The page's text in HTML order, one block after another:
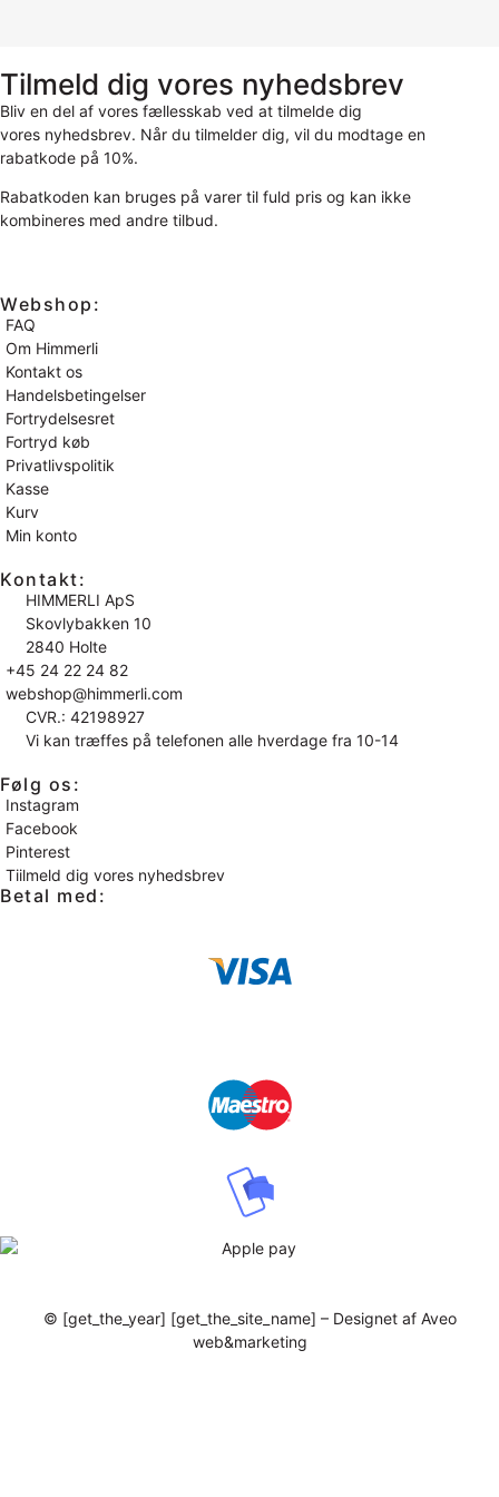
Tilmeld dig vores nyhedsbrev
Bliv en del af vores fællesskab ved at tilmelde dig
vores nyhedsbrev. Når du tilmelder dig, vil du modtage en
rabatkode på 10%.
Rabatkoden kan bruges på varer til fuld pris og kan ikke
kombineres med andre tilbud.
Webshop:
FAQ
Om Himmerli
Kontakt os
Handelsbetingelser
Fortrydelsesret
Fortryd køb
Privatlivspolitik
Kasse
Kurv
Min konto
Kontakt:
HIMMERLI ApS
Skovlybakken 10
2840 Holte
+45 24 22 24 82
webshop@himmerli.com
CVR.: 42198927
Vi kan træffes på telefonen alle hverdage fra 10-14
Følg os:
Instagram
Facebook
Pinterest
Tiilmeld dig vores nyhedsbrev
Betal med:
© [get_the_year] [get_the_site_name] – Designet af Aveo
web&marketing